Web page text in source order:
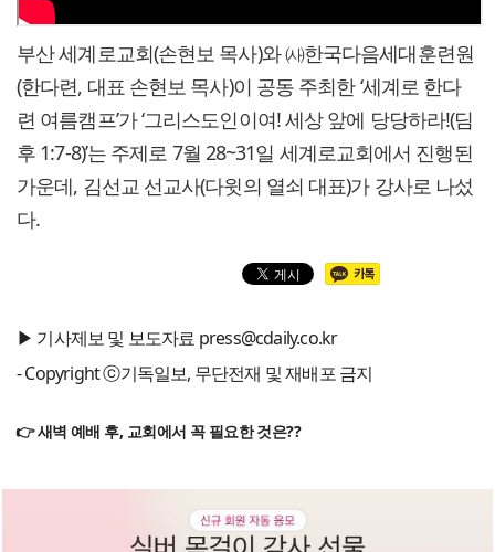
부산 세계로교회(손현보 목사)와 ㈔한국다음세대훈련원
(한다련, 대표 손현보 목사)이 공동 주최한 ‘세계로 한다
련 여름캠프’가 ‘그리스도인이여! 세상 앞에 당당하라!(딤
후 1:7-8)’는 주제로 7월 28~31일 세계로교회에서 진행된
가운데, 김선교 선교사(다윗의 열쇠 대표)가 강사로 나섰
다.
▶ 기사제보 및 보도자료 press@cdaily.co.kr
- Copyright ⓒ기독일보, 무단전재 및 재배포 금지
👉 새벽 예배 후, 교회에서 꼭 필요한 것은??